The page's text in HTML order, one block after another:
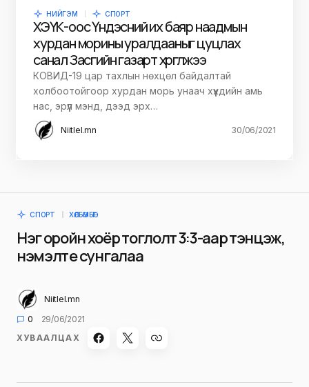
НИЙГЭМ СПОРТ
ХЭҮК-оос Үндэсний их баяр наадмын
хурдан морины уралдааныг цуцлах
санал Засгийн газарт хүргүүлжээ
КОВИД-19 цар тахлын нөхцөл байдалтай
холбоотойгоор хурдан морь унаач хүүхдийн амь
нас, эрүүл мэнд, дээд эрх…
Niitlel.mn 30/06/2021
СПОРТ ХӨЛБӨМБӨГ
Нэг оройн хоёр тоглолт 3:3-аар тэнцэж,
нэмэлт үе сунгалаа
Niitlel.mn
0
29/06/2021
ХУВААЛЦАХ